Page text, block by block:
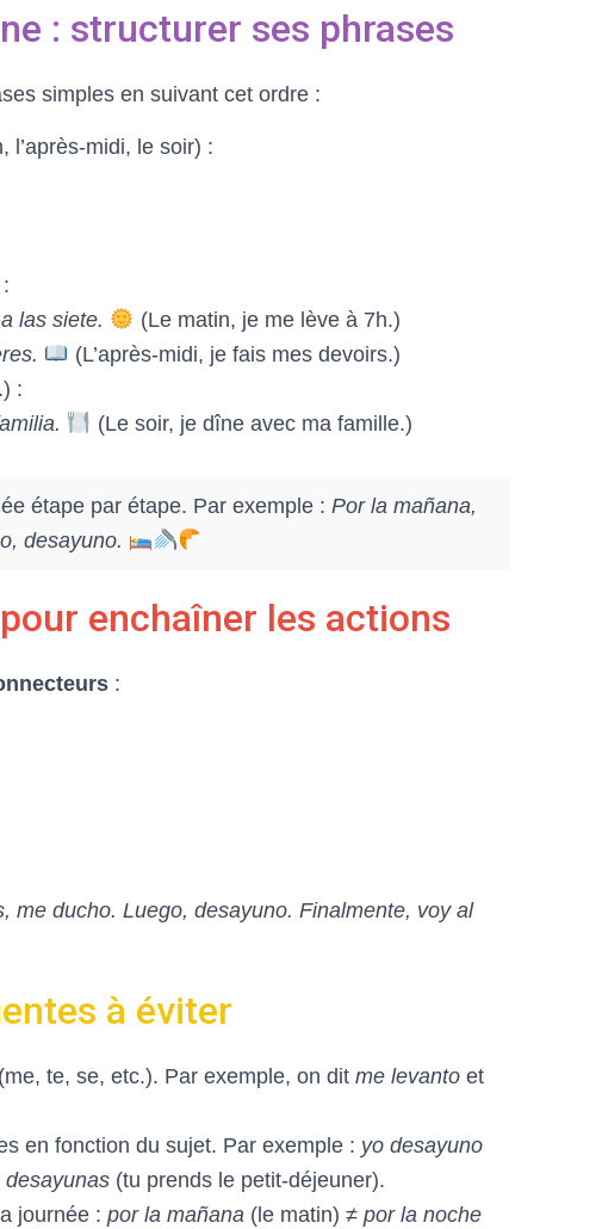
: structurer ses phrases
simples en suivant cet ordre :
l’après-midi, le soir) :
:
las siete.
(Le matin, je me lève à 7h.)
(L’après-midi, je fais mes devoirs.)
:
(Le soir, je dîne avec ma famille.)
étape par étape. Par exemple : Por la mañana,
desayuno.
enchaîner les actions
:
me ducho. Luego, desayuno. Finalmente, voy al
à éviter
(me, te, se, etc.). Par exemple, on dit me levanto et
en fonction du sujet. Par exemple : yo desayuno
desayunas (tu prends le petit-déjeuner).
journée : por la mañana (le matin) ≠ por la noche